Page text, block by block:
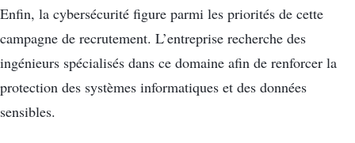
Enfin, la cybersécurité figure parmi les priorités de cette
campagne de recrutement. L’entreprise recherche des
ingénieurs spécialisés dans ce domaine afin de renforcer la
protection des systèmes informatiques et des données
sensibles.